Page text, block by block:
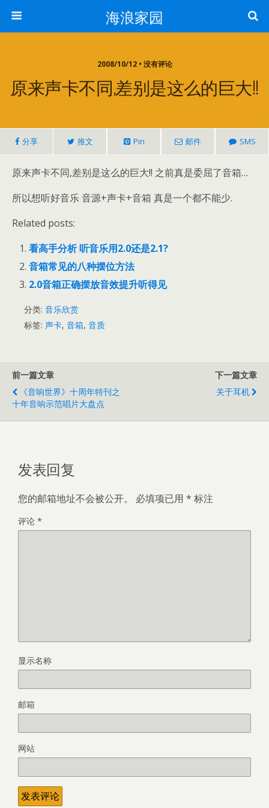
海浪家园
2008/10/12 • 没有评论
原来声卡不同,差别是这么的巨大!!
分享 推文 Pin 邮件 SMS
原来声卡不同,差别是这么的巨大!! 之前真是委屈了音箱…
所以想听好音乐 音源+声卡+音箱 真是一个都不能少.
Related posts:
看高手分析 听音乐用2.0还是2.1?
音箱常见的八种摆位方法
2.0音箱正确摆放音效提升听得见
分类: 音乐欣赏
标签: 声卡, 音箱, 音质
前一篇文章
《音响世界》十周年特刊之
十年音响示范唱片大盘点
下一篇文章
关于耳机
发表回复
您的邮箱地址不会被公开。 必填项已用 * 标注
评论 *
显示名称
邮箱
网站